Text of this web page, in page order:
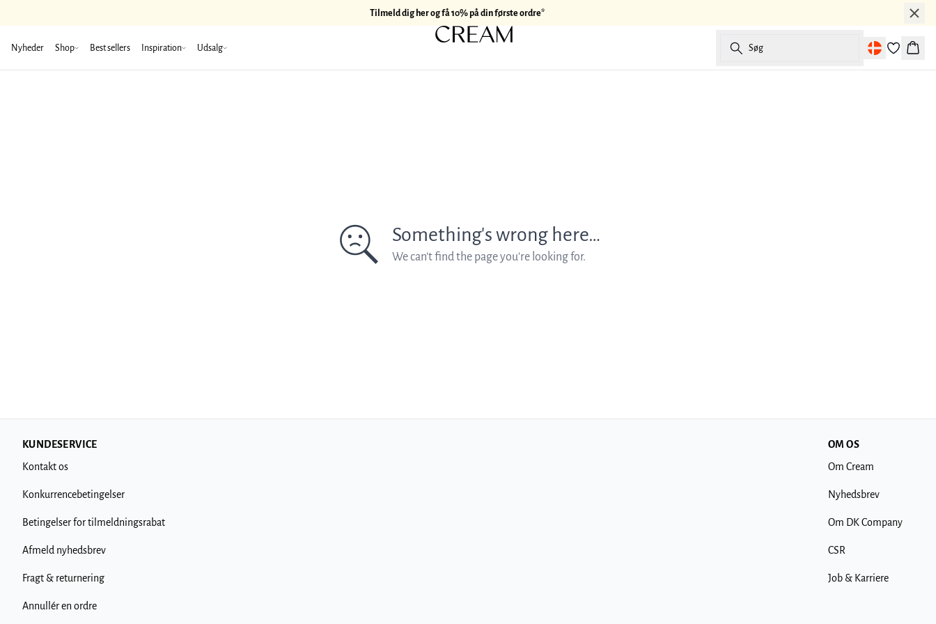
Tilmeld dig her og få 10% på din første ordre*
Nyheder Shop Best sellers Inspiration Udsalg Søg
Kurv
Something's wrong here…
We can't find the page you're looking for.
KUNDESERVICE
Kontakt os
Konkurrencebetingelser
Betingelser for tilmeldningsrabat
Afmeld nyhedsbrev
Fragt & returnering
Annullér en ordre
OM OS
Om Cream
Nyhedsbrev
Om DK Company
CSR
Job & Karriere